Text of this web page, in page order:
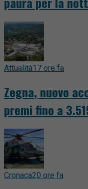
Attualità17 ore fa
Zegna, nuovo
premi fino a
Cronaca20 ore fa